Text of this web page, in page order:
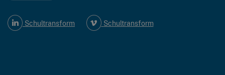
Schultransform Schultransform